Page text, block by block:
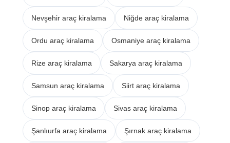
Nevşehir araç kiralama Niğde araç kiralama
Ordu araç kiralama Osmaniye araç kiralama
Rize araç kiralama Sakarya araç kiralama
Samsun araç kiralama Siirt araç kiralama
Sinop araç kiralama Sivas araç kiralama
Şanlıurfa araç kiralama Şırnak araç kiralama